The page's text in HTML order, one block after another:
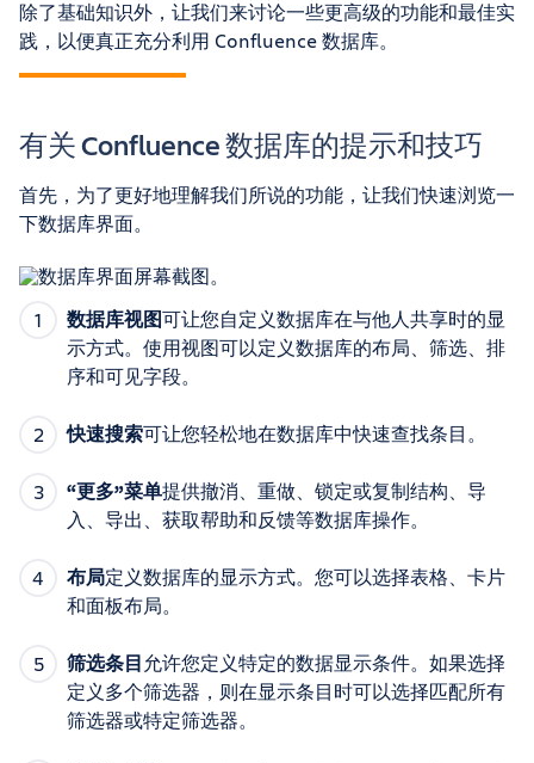
除了基础知识外，让我们来讨论一些更高级的功能和最佳实
践，以便真正充分利用 Confluence 数据库。
有关 Confluence 数据库的提示和技巧
首先，为了更好地理解我们所说的功能，让我们快速浏览一
下数据库界面。
数据库视图可让您自定义数据库在与他人共享时的显
示方式。使用视图可以定义数据库的布局、筛选、排
序和可见字段。
快速搜索可让您轻松地在数据库中快速查找条目。
“更多”菜单提供撤消、重做、锁定或复制结构、导
入、导出、获取帮助和反馈等数据库操作。
布局定义数据库的显示方式。您可以选择表格、卡片
和面板布局。
筛选条目允许您定义特定的数据显示条件。如果选择
定义多个筛选器，则在显示条目时可以选择匹配所有
筛选器或特定筛选器。